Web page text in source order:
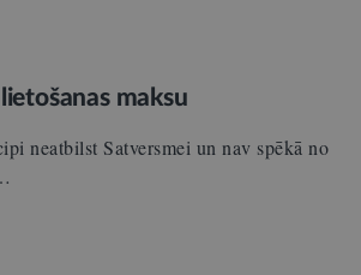
maksu
neatbilst Satversmei un nav spēkā no